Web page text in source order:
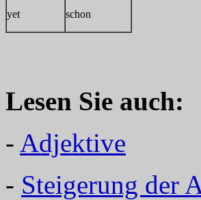
yet schon
Lesen Sie auch:
- Adjektive
- Steigerung der